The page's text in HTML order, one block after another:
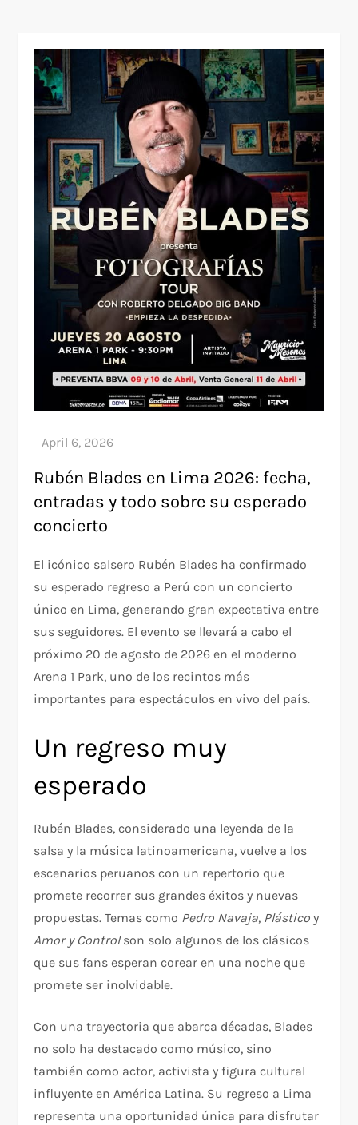
Rubén Blades en Lima 2026: fecha,
entradas y todo sobre su esperado
concierto
El icónico salsero Rubén Blades ha confirmado
su esperado regreso a Perú con un concierto
único en Lima, generando gran expectativa entre
sus seguidores. El evento se llevará a cabo el
próximo 20 de agosto de 2026 en el moderno
Arena 1 Park, uno de los recintos más
importantes para espectáculos en vivo del país.
Un regreso muy
esperado
Rubén Blades, considerado una leyenda de la
salsa y la música latinoamericana, vuelve a los
escenarios peruanos con un repertorio que
promete recorrer sus grandes éxitos y nuevas
propuestas. Temas como Pedro Navaja, Plástico y
Amor y Controlson solo algunos de los clásicos
que sus fans esperan corear en una noche que
promete ser inolvidable.
Con una trayectoria que abarca décadas, Blades
no solo ha destacado como músico, sino
también como actor, activista y figura cultural
influyente en América Latina. Su regreso a Lima
representa una oportunidad única para disfrutar